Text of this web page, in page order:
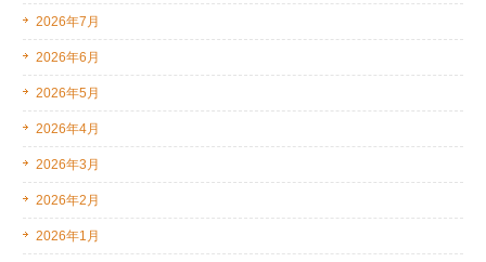
2026年7月
2026年6月
2026年5月
2026年4月
2026年3月
2026年2月
2026年1月